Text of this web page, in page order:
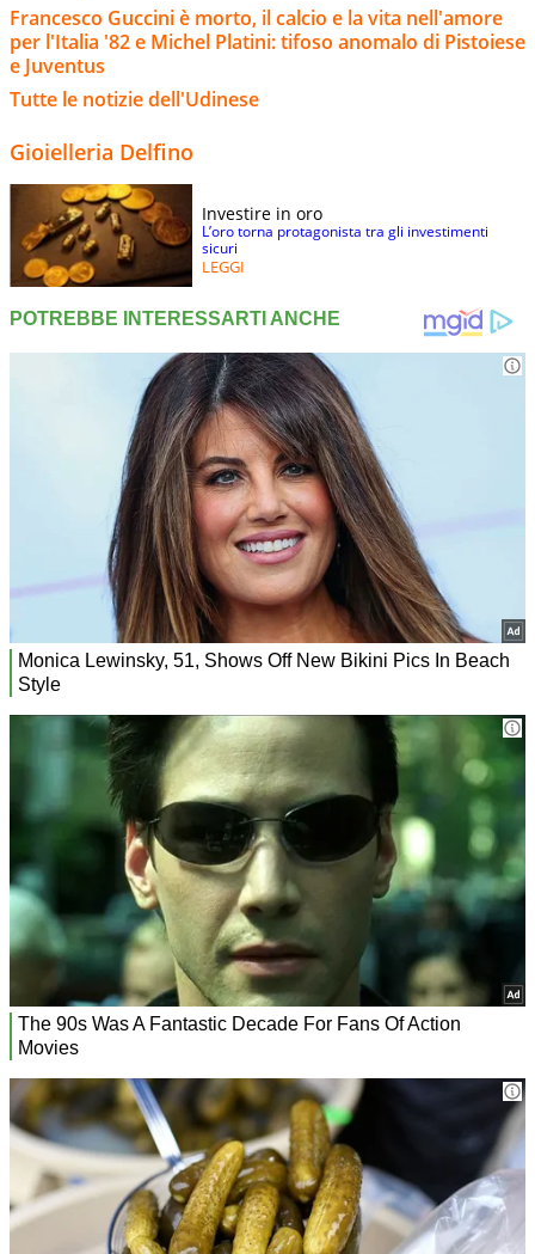
Francesco Guccini è morto, il calcio e la vita nell'amore
per l'Italia '82 e Michel Platini: tifoso anomalo di Pistoiese
e Juventus
Tutte le notizie dell'Udinese
Gioielleria Delfino
Investire in oro
L’oro torna protagonista tra gli investimenti
sicuri
LEGGI